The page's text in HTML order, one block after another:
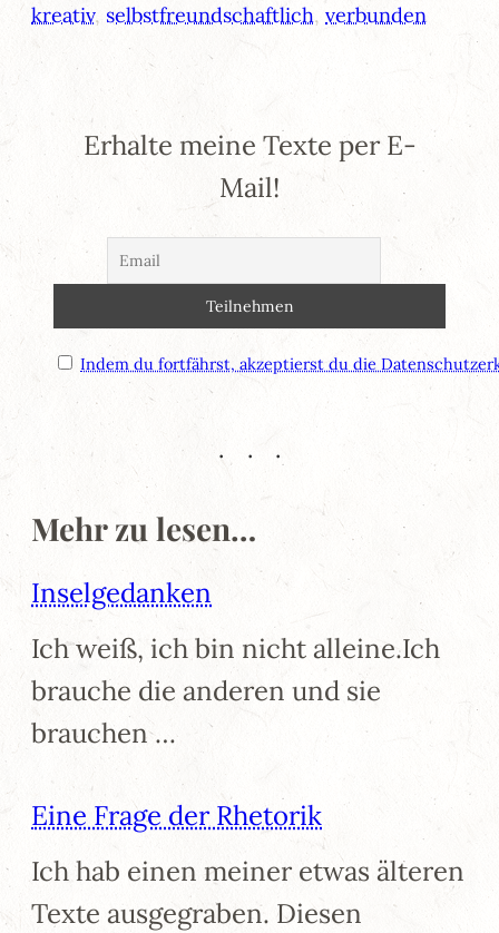
kreativ, selbstfreundschaftlich, verbunden
Erhalte meine Texte per E-
Mail!
Indem du fortfährst, akzeptierst du die
Mehr zu lesen…
Inselgedanken
Ich weiß, ich bin nicht alleine.Ich
brauche die anderen und sie
brauchen …
Eine Frage der Rhetorik
Ich hab einen meiner etwas älteren
Texte ausgegraben. Diesen